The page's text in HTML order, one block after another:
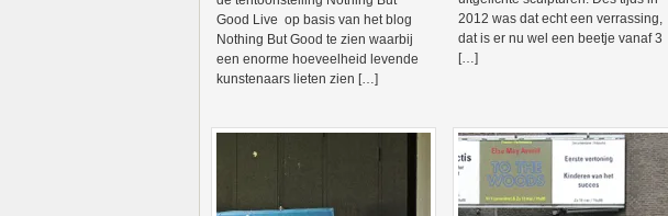
Good Live op basis van het blog
Nothing But Good te zien waarbij
een enorme hoeveelheid levende
kunstenaars lieten zien […]
2012 was dat echt een verrassing,
dat is er nu wel een beetje vanaf 3
[…]